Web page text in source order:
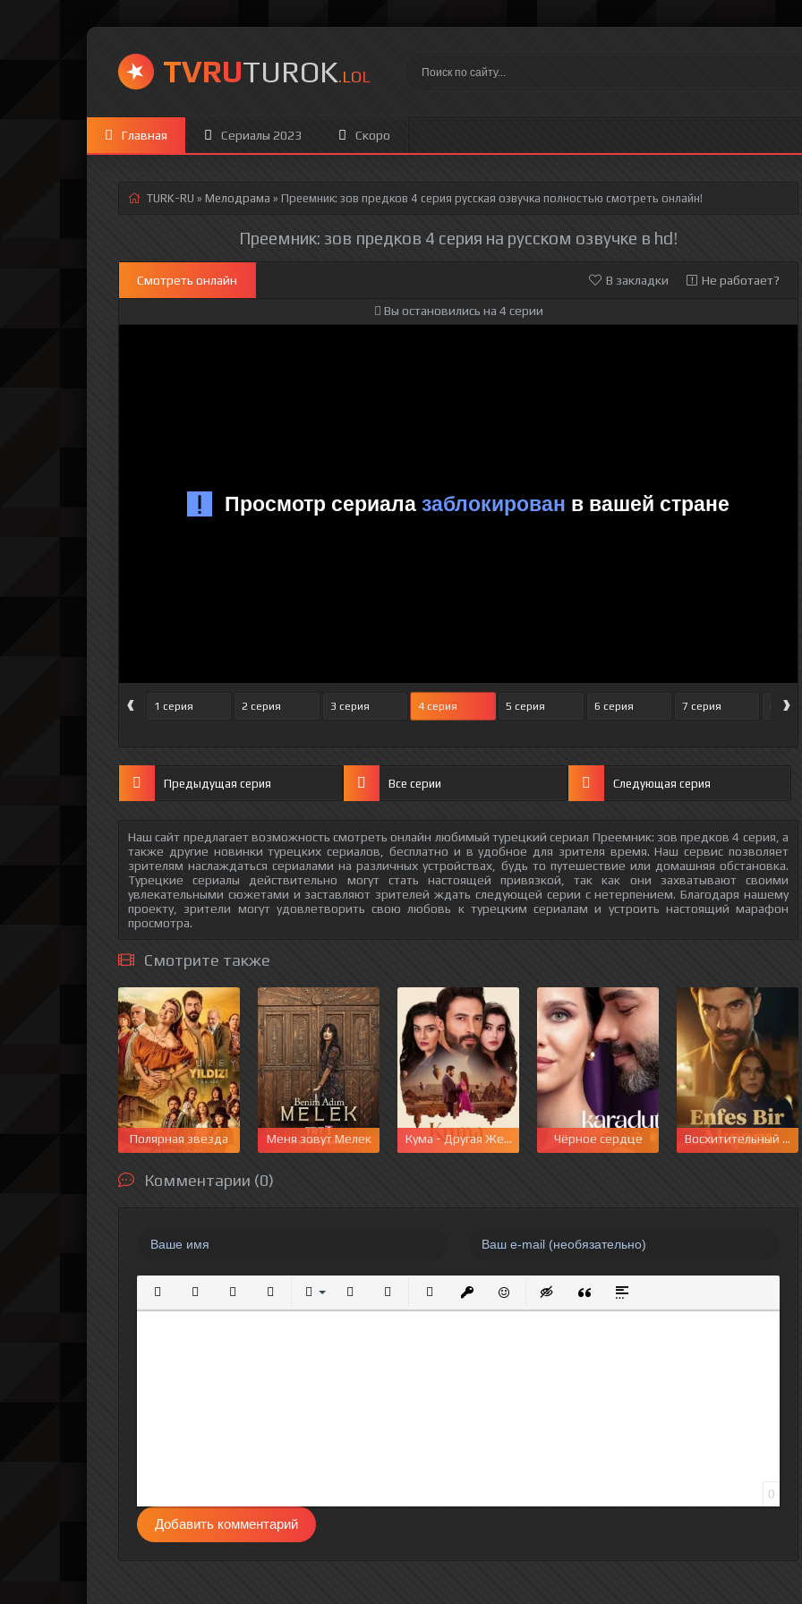
TVRUTUROK.LOL
Главная Сериалы 2023 Скоро
TURK-RU » Мелодрама » Преемник: зов предков 4 серия русская озвучка полностью смотреть онлайн!
Преемник: зов предков 4 серия на русском озвучке в hd!
Смотреть онлайн В закладки Не работает?
Вы остановились на 4 серии
‹ 1 серия 2 серия 3 серия 4 серия 5 серия 6 серия 7 серия 8 ›
Предыдущая серия Все серии Следующая серия
Наш сайт предлагает возможность смотреть онлайн любимый турецкий сериал Преемник: зов предков 4 серия, а
также другие новинки турецких сериалов, бесплатно и в удобное для зрителя время. Наш сервис позволяет
зрителям наслаждаться сериалами на различных устройствах, будь то путешествие или домашняя обстановка.
Турецкие сериалы действительно могут стать настоящей привязкой, так как они захватывают своими
увлекательными сюжетами и заставляют зрителей ждать следующей серии с нетерпением. Благодаря нашему
проекту, зрители могут удовлетворить свою любовь к турецким сериалам и устроить настоящий марафон
просмотра.
Смотрите также
Полярная звезда Меня зовут Мелек Кума - Другая Жена Чёрное сердце Восхитительный
Комментарии (0)
Полужирный
КурсивПодчеркнутый
ЗачеркнутыйВыравнивание
Нумерованный список
Маркированный список
Вставить ссылку
Вставить защищенную ссылку
Вставить смайлик
Вставка скрытого текста
Вставка цитаты
Вставка спойлера
0
Добавить комментарий